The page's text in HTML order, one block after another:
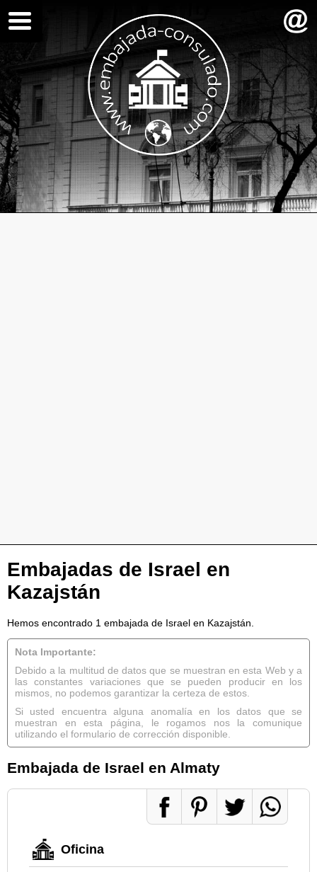
Embajadas de Israel en
Kazajstán
Hemos encontrado 1 embajada de Israel en Kazajstán.
Nota Importante:
Debido a la multitud de datos que se muestran en esta Web y a
las constantes variaciones que se pueden producir en los
mismos, no podemos garantizar la certeza de estos.
Si usted encuentra alguna anomalía en los datos que se
muestran en esta página, le rogamos nos la comunique
utilizando el formulario de corrección disponible.
Embajada de Israel en Almaty
Oficina